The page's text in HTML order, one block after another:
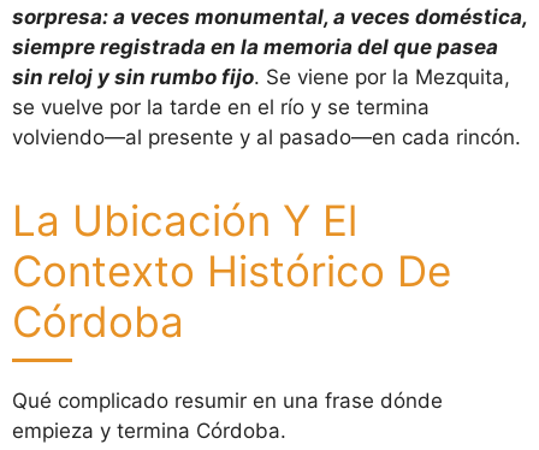
sorpresa: a veces monumental, a veces doméstica,
siempre registrada en la memoria del que pasea
sin reloj y sin rumbo fijo. Se viene por la Mezquita,
se vuelve por la tarde en el río y se termina
volviendo—al presente y al pasado—en cada rincón.
La Ubicación Y El
Contexto Histórico De
Córdoba
Qué complicado resumir en una frase dónde
empieza y termina Córdoba.